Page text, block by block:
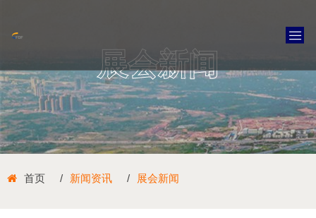
展会新闻
首页 新闻资讯 展会新闻